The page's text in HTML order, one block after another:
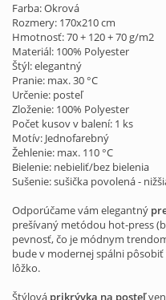
Farba: Okrová
Rozmery: 170x210 cm
Hmotnosť: 70 + 120 + 70 g/m2
Materiál: 100% Polyester
Štýl: elegantný
Pranie: max. 30 °C
Určenie: posteľ
Zloženie: 100% Polyester
Počet kusov v balení: 1 ks
Motív: Jednofarebný
Žehlenie: max. 110 °C
Bielenie: nebieliť/bez bielenia
Sušenie: sušička povolená -
Odporúčame vám elegantný
prešívaný metódou hot-press
pevnosť, čo je módnym
bude v modernej spálni
lôžko.
Štýlová prikrývka na posteľ